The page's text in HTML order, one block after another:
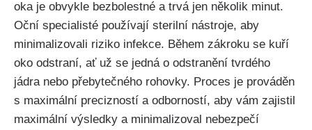
oka je ⁢obvykle bezbolestné a⁣ trvá jen několik minut.
Oční⁢ specialisté používají sterilní nástroje, aby
minimalizovali riziko ‍infekce. Během zákroku se kuří
oko odstraní,​ ať už se‍ jedná o odstranění tvrdého
jádra‍ nebo ⁢přebytečného rohovky. Proces je prováděn
s maximální⁣ precizností a odborností, aby⁢ vám zajistil
maximální výsledky a⁢ minimalizoval nebezpečí